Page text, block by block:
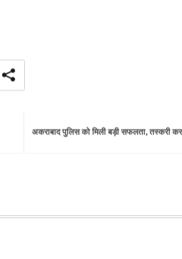
अकराबाद पुलिस को मिली बड़ी सफलता, तस्करी